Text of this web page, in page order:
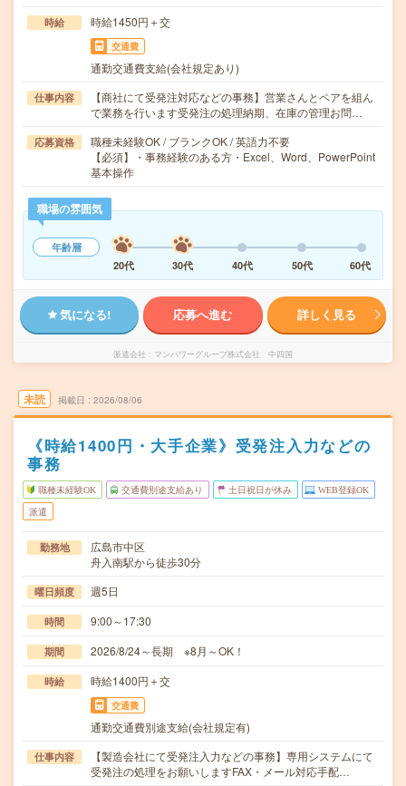
時給 時給1450円＋交
交通費
通勤交通費支給(会社規定あり)
仕事内容
【商社にて受発注対応などの事務】営業さんとペアを組ん
で業務を行います受発注の処理納期、在庫の管理お問…
応募資格
職種未経験OK / ブランクOK / 英語力不要
【必須】・事務経験のある方・Excel、Word、PowerPoint
基本操作
職場の雰囲気
年齢層
20代
30代 40代 50代 60代
気になる! 応募へ進む 詳しく見る
派遣会社 マンパワーグループ株式会社 中四国
未読 掲載日 2026/08/06
《時給1400円・大手企業》受発注入力などの
事務
職種未経験OK 交通費別途支給あり 土日祝日が休み WEB登録OK
派遣
勤務地
広島市中区
舟入南駅から徒歩30分
曜日頻度 週5日
時間 9:00～17:30
期間 2026/8/24～長期 ※8月～OK！
時給 時給1400円＋交
交通費
通勤交通費別途支給(会社規定有)
仕事内容
【製造会社にて受発注入力などの事務】専用システムにて
受発注の処理をお願いしますFAX・メール対応手配…